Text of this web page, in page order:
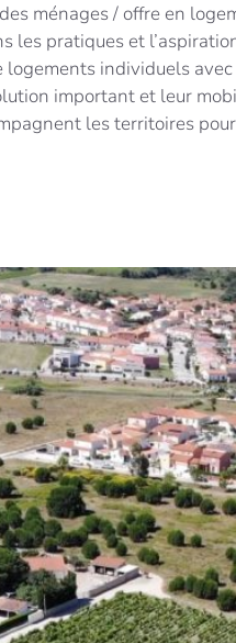
ménages / offre en
les pratiques et
individuels
important et leur
les territoires